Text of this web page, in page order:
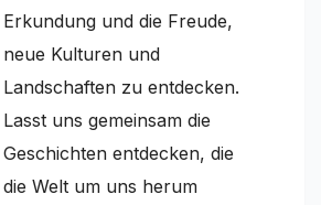
Erkundung und die Freude,
neue Kulturen und
Landschaften zu entdecken.
Lasst uns gemeinsam die
Geschichten entdecken, die
die Welt um uns herum